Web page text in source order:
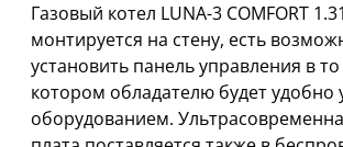
Газовый котел LUNA-3 COMFORT
монтируется на стену, есть
установить панель управления в
котором обладателю будет удобно
оборудованием.